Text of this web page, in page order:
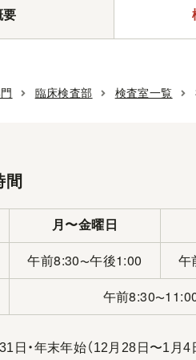
要
臨床検査部 検査室一覧
間
月〜金曜日
午前8:30〜午後1:00 午
午前8:30〜
日・年末年始（12月28日〜1月4